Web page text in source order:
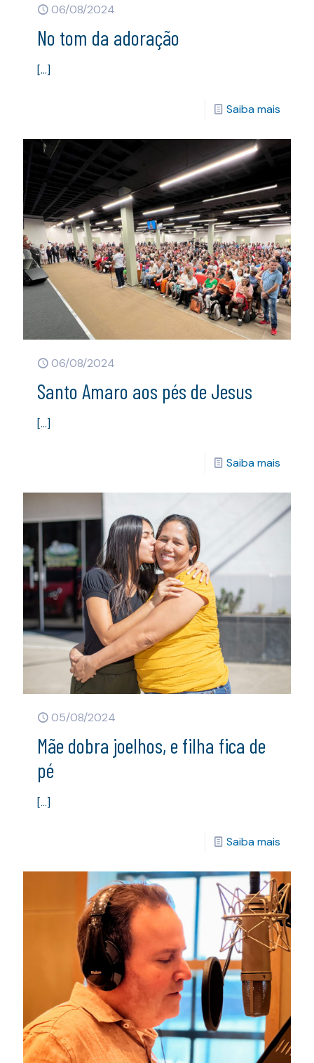
06/08/2024
No tom da adoração
[…]
Saiba mais
06/08/2024
Santo Amaro aos pés de Jesus
[…]
Saiba mais
05/08/2024
Mãe dobra joelhos, e filha fica de
pé
[…]
Saiba mais